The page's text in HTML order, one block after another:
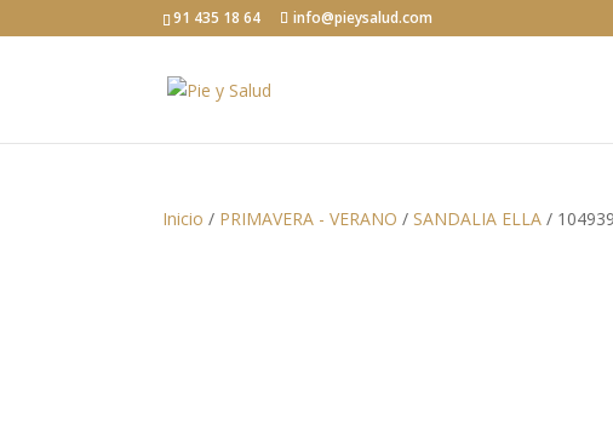
91 435 18 64 info@pieysalud.com
Inicio / PRIMAVERA - VERANO / SANDALIA ELLA /